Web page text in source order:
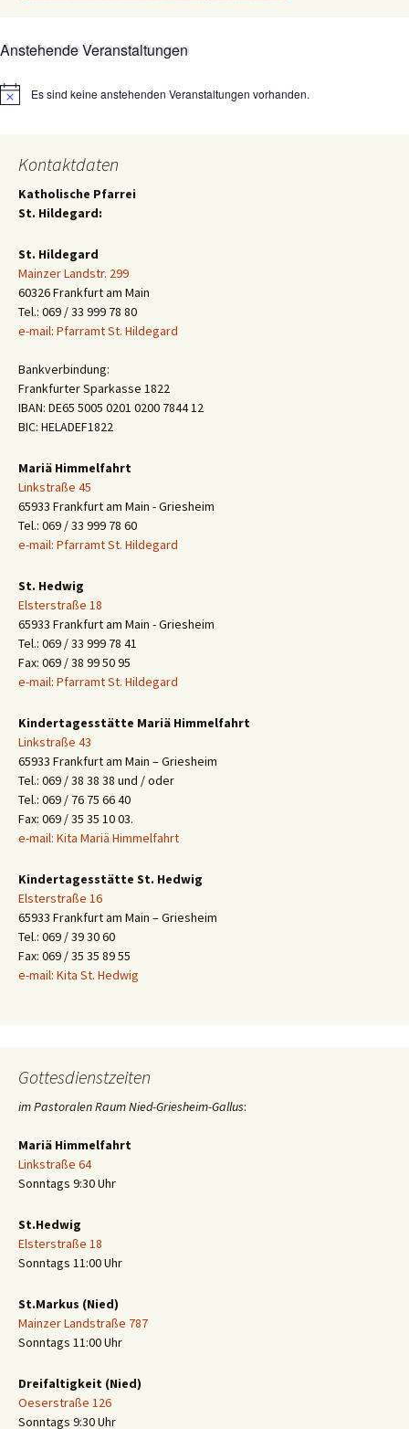
Anstehende Veranstaltungen
HinweisEs sind keine anstehenden Veranstaltungen vorhanden.
Kontaktdaten
Katholische Pfarrei
St. Hildegard:
St. Hildegard
Mainzer Landstr. 299
60326 Frankfurt am Main
Tel.: 069 / 33 999 78 80
e-mail: Pfarramt St. Hildegard
Bankverbindung:
Frankfurter Sparkasse 1822
IBAN: DE65 5005 0201 0200 7844 12
BIC: HELADEF1822
Mariä Himmelfahrt
Linkstraße 45
65933 Frankfurt am Main - Griesheim
Tel.: 069 / 33 999 78 60
e-mail: Pfarramt St. Hildegard
St. Hedwig
Elsterstraße 18
65933 Frankfurt am Main - Griesheim
Tel.: 069 / 33 999 78 41
Fax: 069 / 38 99 50 95
e-mail: Pfarramt St. Hildegard
Kindertagesstätte Mariä Himmelfahrt
Linkstraße 43
65933 Frankfurt am Main – Griesheim
Tel.: 069 / 38 38 38 und / oder
Tel.: 069 / 76 75 66 40
Fax: 069 / 35 35 10 03.
e-mail: Kita Mariä Himmelfahrt
Kindertagesstätte St. Hedwig
Elsterstraße 16
65933 Frankfurt am Main – Griesheim
Tel.: 069 / 39 30 60
Fax: 069 / 35 35 89 55
e-mail: Kita St. Hedwig
Gottesdienstzeiten
im Pastoralen Raum Nied-Griesheim-Gallus:
Mariä Himmelfahrt
Linkstraße 64
Sonntags 9:30 Uhr
St.Hedwig
Elsterstraße 18
Sonntags 11:00 Uhr
St.Markus (Nied)
Mainzer Landstraße 787
Sonntags 11:00 Uhr
Dreifaltigkeit (Nied)
Oeserstraße 126
Sonntags 9:30 Uhr